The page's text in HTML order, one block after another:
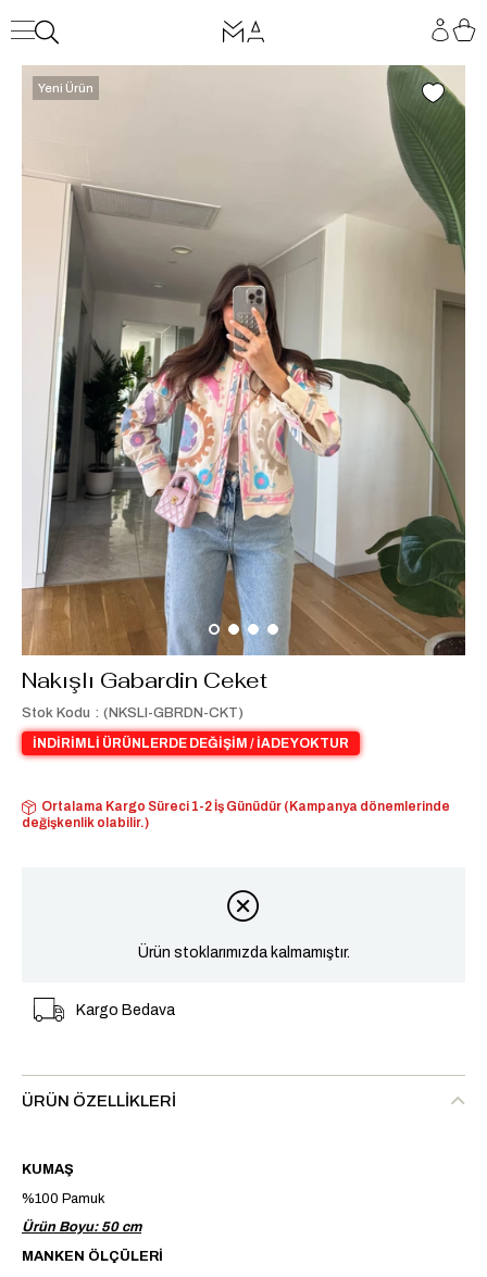
Yeni Ürün
Nakışlı Gabardin Ceket
Stok Kodu
(NKSLI-GBRDN-CKT)
İNDİRİMLİ ÜRÜNLERDE DEĞİŞİM / İADE YOKTUR
Ortalama Kargo Süreci 1-2 İş Günüdür (Kampanya dönemlerinde
değişkenlik olabilir.)
Ürün stoklarımızda kalmamıştır.
Kargo Bedava
ÜRÜN ÖZELLIKLERI
KUMAŞ
%100 Pamuk
Ürün Boyu: 50 cm
MANKEN ÖLÇÜLERİ